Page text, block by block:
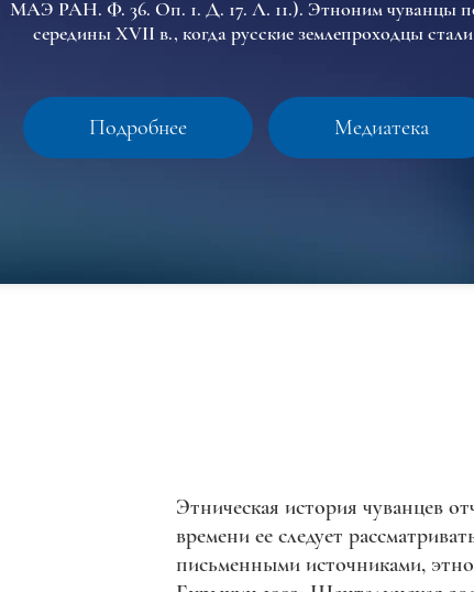
МАЭ РАН. Ф. 36. Оп. 1. Д. 17. Л. 11.). Этноним чуванцы
середины XVII в., когда русские землепроходцы
Подробнее Медиатека
Этническая история чуванцев
времени ее следует
письменными источниками,